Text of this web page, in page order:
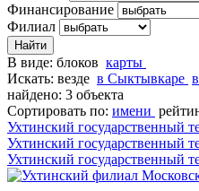
Финансирование
Филиал
В виде: блоков карты
Искать: везде в Сыктывкаре
найдено: 3 объекта
Сортировать по: имени
Ухтинский государственный
Ухтинский государственный
Ухтинский государственный